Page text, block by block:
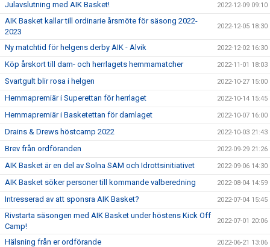
Julavslutning med AIK Basket! 2022-12-09 09:10
AIK Basket kallar till ordinarie årsmöte för säsong 2022-
2023
2022-12-05 18:30
Ny matchtid för helgens derby AIK - Alvik 2022-12-02 16:30
Köp årskort till dam- och herrlagets hemmamatcher 2022-11-01 18:03
Svartgult blir rosa i helgen 2022-10-27 15:00
Hemmapremiär i Superettan för herrlaget 2022-10-14 15:45
Hemmapremiär i Basketettan för damlaget 2022-10-07 16:00
Drains & Drews höstcamp 2022 2022-10-03 21:43
Brev från ordföranden 2022-09-29 21:26
AIK Basket är en del av Solna SAM och Idrottsinitiativet 2022-09-06 14:30
AIK Basket söker personer till kommande valberedning 2022-08-04 14:59
Intresserad av att sponsra AIK Basket? 2022-07-04 15:45
Rivstarta säsongen med AIK Basket under höstens Kick Off
Camp!
2022-07-01 20:06
Hälsning från er ordförande 2022-06-21 13:06